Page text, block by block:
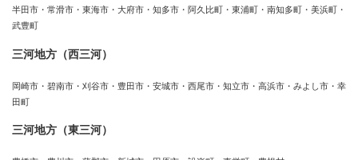
半田市・常滑市・東海市・大府市・知多市・阿久比町・東浦町・南知多町・美浜町・
武豊町
三河地方（西三河）
岡崎市・碧南市・刈谷市・豊田市・安城市・西尾市・知立市・高浜市・みよし市・幸
田町
三河地方（東三河）